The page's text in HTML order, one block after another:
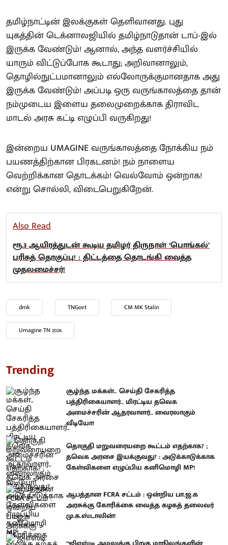
தமிழ்நாட்டின் இலக்குகள் தெளிவானது. புது
யுகத்தின் டெக்னாலஜியில் தமிழ்நாடுதான் டாப்-இல்
இருக்க வேண்டும்! ஆனால், அந்த வளர்ச்சியில்
யாரும் விட்டுப்போக கூடாது; அறிவானாலும்,
தொழில்நுட்பமானாலும் எல்லோருக்குமானதாக அது
இருக்க வேண்டும்! அப்படி ஒரு வருங்காலத்தை தான்
நம்முடைய இளைய தலைமுறைக்காக திராவிட
மாடல் அரசு கட்டி எழுப்பி வருகிறது!
இன்றைய UMAGINE வருங்காலத்தை நோக்கிய நம்
பயணத்திற்கான பிரகடனம்! நம் நாளைய
வெற்றிக்கான தொடக்கம்! வெல்வோம் ஒன்றாக!
என்று சொல்லி, விடைபெறுகிறேன்.
Also Read
ரூ.3 ஆயிரத்துடன் கூடிய தமிழர் திருநாள் ‘பொங்கல்’
பரிசுத் தொகுப்பு! : திட்டத்தை தொடங்கி வைத்த
முதலமைச்சர்!
dmk TNGovt CM MK Stalin
Umagine TN 2026
Trending
சூழ்ந்த மக்கள்.. செய்தி சேகரித்த
பத்திரிகையாளர்.. மிரட்டிய தவெக
அமைச்சரின் ஆதரவாளர்.. வைரலாகும்
வீடியோ!
தொகுதி மறுவரையறை கூட்டம் எதற்காக? ;
தவெக அரசை இயக்குவது? : அடுக்காடுக்காக
கேள்விகளை எழுப்பிய கனிமொழி MP!
ஆபத்தான FCRA சட்டம் : ஒன்றிய பா.ஜ.க
அரசுக்கு கோரிக்கை வைத்த கழகத் தலைவர்
மு.க.ஸ்டாலின்!